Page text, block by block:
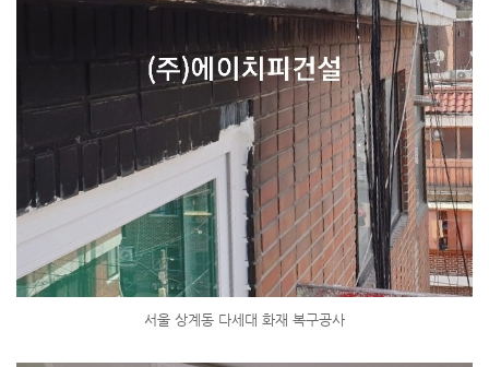
서울 상계동 다세대 화재 복구공사